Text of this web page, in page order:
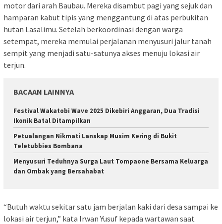
motor dari arah Baubau. Mereka disambut pagi yang sejuk dan
hamparan kabut tipis yang menggantung di atas perbukitan
hutan Lasalimu. Setelah berkoordinasi dengan warga
setempat, mereka memulai perjalanan menyusuri jalur tanah
sempit yang menjadi satu-satunya akses menuju lokasi air
terjun.
BACAAN LAINNYA
Festival Wakatobi Wave 2025 Dikebiri Anggaran, Dua Tradisi
Ikonik Batal Ditampilkan
Petualangan Nikmati Lanskap Musim Kering di Bukit
Teletubbies Bombana
Menyusuri Teduhnya Surga Laut Tompaone Bersama Keluarga
dan Ombak yang Bersahabat
“Butuh waktu sekitar satu jam berjalan kaki dari desa sampai ke
lokasi air terjun,” kata Irwan Yusuf kepada wartawan saat